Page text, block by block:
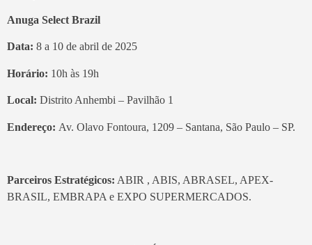
Anuga Select Brazil
Data: 8 a 10 de abril de 2025
Horário: 10h às 19h
Local: Distrito Anhembi – Pavilhão 1
Endereço: Av. Olavo Fontoura, 1209 – Santana, São Paulo – SP.
Parceiros Estratégicos: ABIR , ABIS, ABRASEL, APEX-
BRASIL, EMBRAPA e EXPO SUPERMERCADOS.